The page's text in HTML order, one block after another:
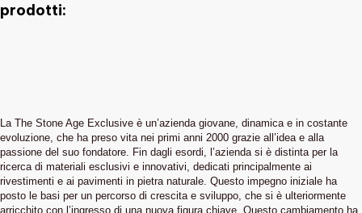
prodotti:
La The Stone Age Exclusive è un’azienda giovane, dinamica e in costante
evoluzione, che ha preso vita nei primi anni 2000 grazie all’idea e alla
passione del suo fondatore. Fin dagli esordi, l’azienda si è distinta per la
ricerca di materiali esclusivi e innovativi, dedicati principalmente ai
rivestimenti e ai pavimenti in pietra naturale. Questo impegno iniziale ha
posto le basi per un percorso di crescita e sviluppo, che si è ulteriormente
arricchito con l’ingresso di una nuova figura chiave. Questo cambiamento ha